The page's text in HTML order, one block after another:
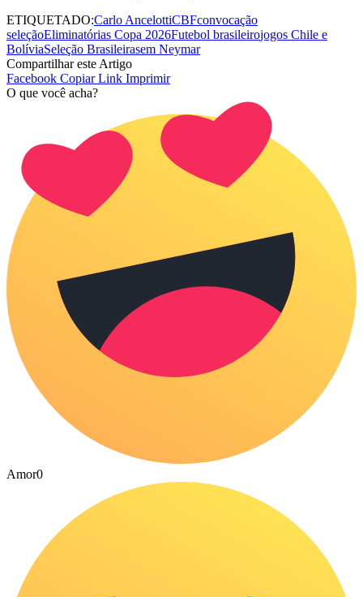
ETIQUETADO:Carlo AncelottiCBFconvocação
seleçãoEliminatórias Copa 2026Futebol brasileirojogos Chile e
BolíviaSeleção Brasileirasem Neymar
Compartilhar este Artigo
Facebook Copiar Link Imprimir
O que você acha?
Amor0